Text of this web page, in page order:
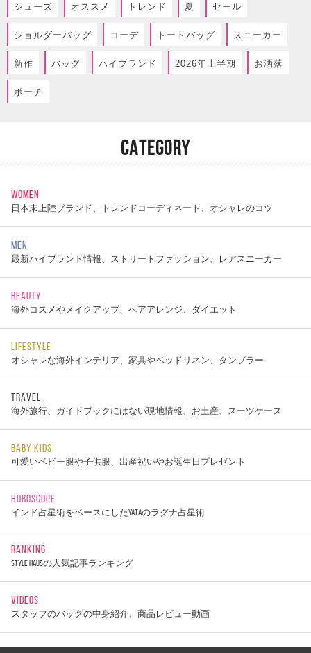
シューズ オススメ トレンド 夏 セール
ショルダーバッグ コーデ トートバッグ スニーカー
新作 バッグ ハイブランド 2026年上半期 お洒落
ポーチ
CATEGORY
WOMEN
日本未上陸ブランド、トレンドコーディネート、オシャレのコツ
MEN
最新ハイブランド情報、ストリートファッション、レアスニーカー
BEAUTY
海外コスメやメイクアップ、ヘアアレンジ、ダイエット
LIFESTYLE
オシャレな海外インテリア、家具やベッドリネン、タンブラー
TRAVEL
海外旅行、ガイドブックにはない現地情報、お土産、スーツケース
BABY KIDS
可愛いベビー服や子供服、出産祝いやお誕生日プレゼント
HOROSCOPE
インド占星術をベースにしたYATAのラグナ占星術
RANKING
STYLE HAUSの人気記事ランキング
VIDEOS
スタッフのバッグの中身紹介、商品レビュー動画